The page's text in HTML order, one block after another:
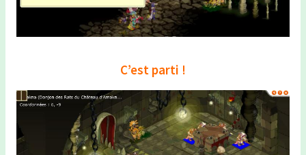
C’est parti !